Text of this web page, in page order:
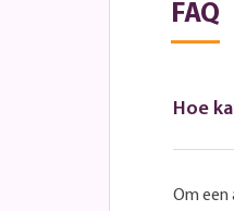
FAQ
Hoe
Om